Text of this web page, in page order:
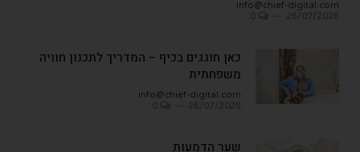
info@chief-digital.com
כאן חוגגים בכיף – המדריך לתכנון חוויה
משפחתית
info@chief-digital.com
שער הדמעות